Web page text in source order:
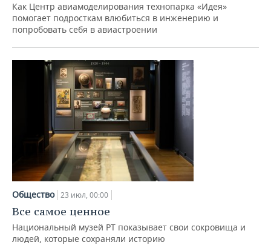
Как Центр авиамоделирования технопарка «Идея»
помогает подросткам влюбиться в инженерию и
попробовать себя в авиастроении
Общество 23 июл, 00:00
Все самое ценное
Национальный музей РТ показывает свои сокровища и
людей, которые сохраняли историю